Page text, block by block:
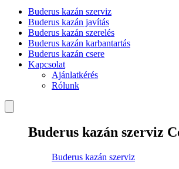
Buderus kazán szerviz
Buderus kazán javítás
Buderus kazán szerelés
Buderus kazán karbantartás
Buderus kazán csere
Kapcsolat
Ajánlatkérés
Rólunk
Buderus kazán szerviz
Buderus kazán szerviz